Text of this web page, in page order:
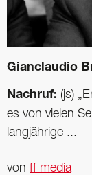
Gianclaudio
Nachruf: (js)
es von vielen
langjährige ...
von ff media